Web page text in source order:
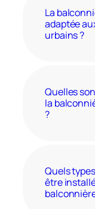
La
adaptée
urbains ?
Quelles
la
?
Quels
être